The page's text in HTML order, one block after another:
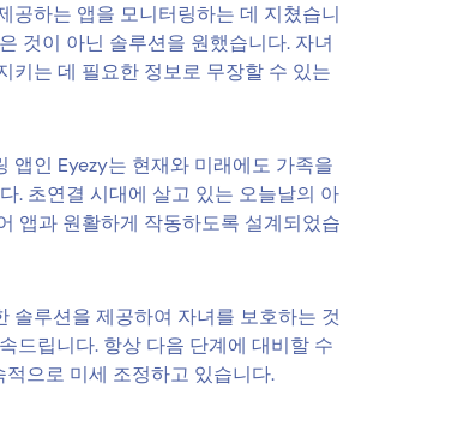
공하는 앱을 모니터링하는 데 지쳤습니
것이 아닌 솔루션을 원했습니다. 자녀
키는 데 필요한 정보로 무장할 수 있는
앱인 Eyezy는 현재와 미래에도 가족을
. 초연결 시대에 살고 있는 오늘날의 아
앱과 원활하게 작동하도록 설계되었습
솔루션을 제공하여 자녀를 보호하는 것
드립니다. 항상 다음 단계에 대비할 수
으로 미세 조정하고 있습니다.